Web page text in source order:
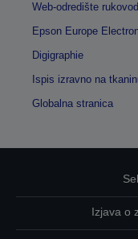
Web-odredište
Epson Europe
Digigraphie
Ispis izravno na
Globalna stranica
Izjava o